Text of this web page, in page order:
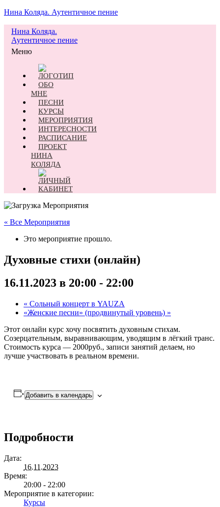
Нина Коляда. Аутентичное пение
Нина Коляда.
Аутентичное пение
Меню
ОБО
МНЕ
ПЕСНИ
КУРСЫ
МЕРОПРИЯТИЯ
ИНТЕРЕСНОСТИ
РАСПИСАНИЕ
ПРОЕКТ
НИНА
КОЛЯДА
« Все Мероприятия
Это мероприятие прошло.
Духовные стихи (онлайн)
16.11.2023 в 20:00 - 22:00
« Сольный концерт в YAUZA
«Женские песни» (продвинутый уровень) »
Этот онлайн курс хочу посвятить духовным стихам.
Созерцательным, выравнивающим, уводящим в лёгкий транс.
Стоимость курса — 2000руб., записи занятий делаем, но
лучше участвовать в реальном времени.
Добавить в календарь
Подробности
Дата:
16.11.2023
Время:
20:00 - 22:00
Мероприятие в категории:
Курсы